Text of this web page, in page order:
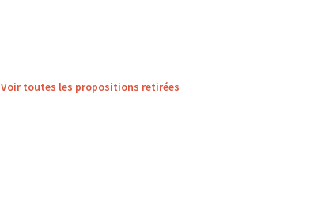
Voir toutes les propositions retirées